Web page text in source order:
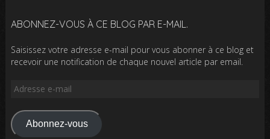
ABONNEZ-VOUS À CE BLOG PAR E-MAIL.
Saisissez votre adresse e-mail pour vous abonner à ce blog et
recevoir une notification de chaque nouvel article par email.
Adresse
mail
Abonnez-vous